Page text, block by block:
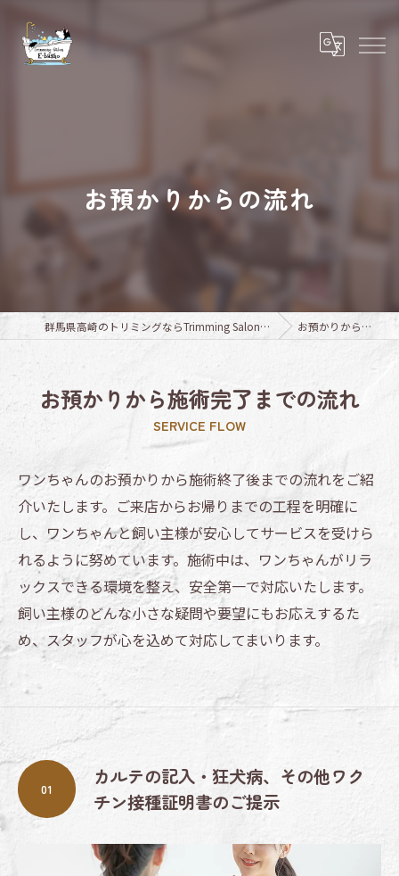
お預かりからの流れ
群馬県高崎のトリミングならTrimming Salon E-basho お預かりからの流れ
お預かりから施術完了までの流れ
SERVICE FLOW
ワンちゃんのお預かりから施術終了後までの流れをご紹
介いたします。ご来店からお帰りまでの工程を明確に
し、ワンちゃんと飼い主様が安心してサービスを受けら
れるように努めています。施術中は、ワンちゃんがリラ
ックスできる環境を整え、安全第一で対応いたします。
飼い主様のどんな小さな疑問や要望にもお応えするた
め、スタッフが心を込めて対応してまいります。
カルテの記入・狂犬病、その他ワク
チン接種証明書のご提示
01